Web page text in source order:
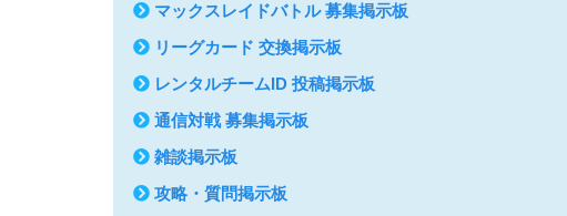
マックスレイドバトル 募集掲示板
リーグカード 交換掲示板
レンタルチームID 投稿掲示板
通信対戦 募集掲示板
雑談掲示板
攻略・質問掲示板